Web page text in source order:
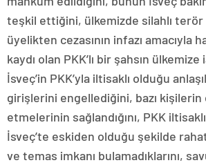
teşkil ettiğini, ülkemizde silahlı
üyelikten cezasının infazı amacıyla
kaydı olan PKK’lı bir şahsın
İsveç’in PKK’yla iltisaklı olduğu
girişlerini engellediğini, bazı kişilerin
etmelerinin sağlandığını, PKK
İsveç’te eskiden olduğu şekilde
ve temas imkanı bulamadıklarını,